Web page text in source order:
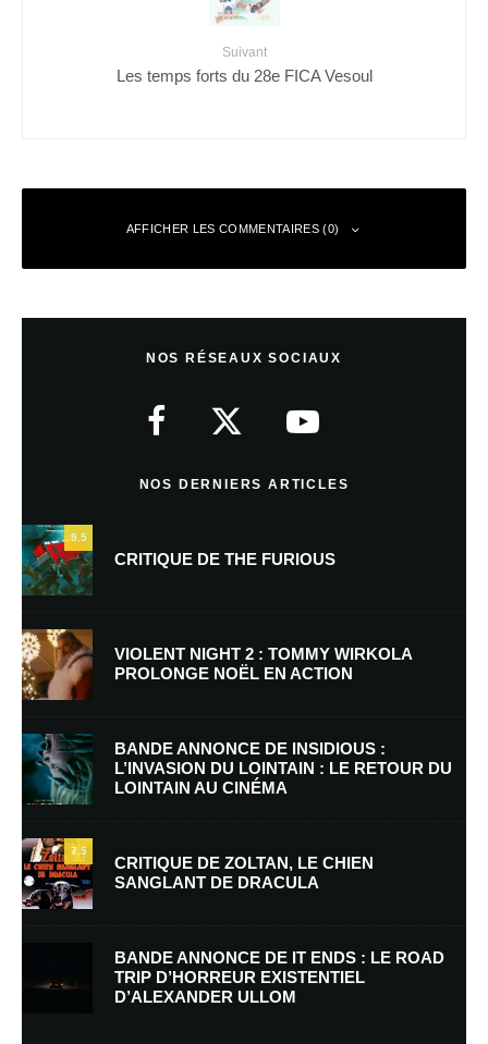
Suivant
Les temps forts du 28e FICA Vesoul
AFFICHER LES COMMENTAIRES (0)
Nom*
E-mail* Site web
Enregistrer mon nom, mon e-mail et mon site dans le navigateur pour
mon prochain commentaire.
Prévenez-moi de tous les nouveaux commentaires par e-mail.
NOS RÉSEAUX SOCIAUX
NOS DERNIERS ARTICLES
9.5
CRITIQUE DE THE FURIOUS
VIOLENT NIGHT 2 : TOMMY WIRKOLA
PROLONGE NOËL EN ACTION
BANDE ANNONCE DE INSIDIOUS :
L’INVASION DU LOINTAIN : LE RETOUR DU
LOINTAIN AU CINÉMA
7.5
CRITIQUE DE ZOLTAN, LE CHIEN
SANGLANT DE DRACULA
BANDE ANNONCE DE IT ENDS : LE ROAD
TRIP D’HORREUR EXISTENTIEL
D’ALEXANDER ULLOM